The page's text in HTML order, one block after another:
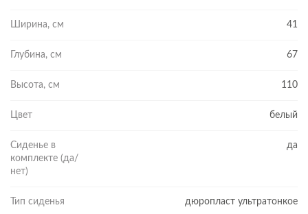
Ширина, см 41
Глубина, см 67
Высота, см 110
Цвет белый
Сиденье в
комплекте (да/
нет)
да
Тип сиденья дюропласт ультратонкое